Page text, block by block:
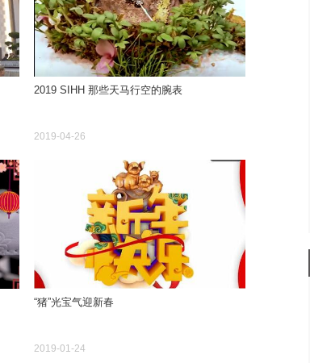
2019 SIHH 那些天马行空的腕表
2019-04-26
“猪”光宝气迎新春
2019-01-24